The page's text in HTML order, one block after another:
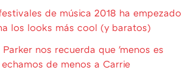
de música 2018 ha empezado
los looks más cool (y baratos)
Parker nos recuerda que 'menos es
de menos a Carrie